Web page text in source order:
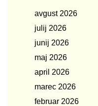
avgust 2026
julij 2026
junij 2026
maj 2026
april 2026
marec 2026
februar 2026